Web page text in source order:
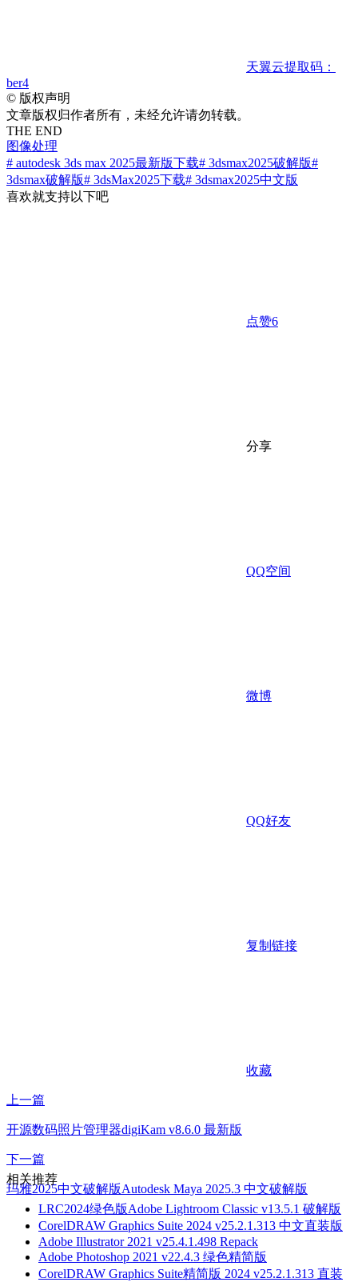
天翼云提取码：
ber4
© 版权声明
文章版权归作者所有，未经允许请勿转载。
THE END
图像处理
# autodesk 3ds max 2025最新版下载# 3dsmax2025破解版#
3dsmax破解版# 3dsMax2025下载# 3dsmax2025中文版
喜欢就支持以下吧
点赞6
分享
QQ空间
微博
QQ好友
复制链接
收藏
上一篇
开源数码照片管理器digiKam v8.6.0 最新版
下一篇
玛雅2025中文破解版Autodesk Maya 2025.3 中文破解版
相关推荐
LRC2024绿色版Adobe Lightroom Classic v13.5.1 破解版
CorelDRAW Graphics Suite 2024 v25.2.1.313 中文直装版
Adobe Illustrator 2021 v25.4.1.498 Repack
Adobe Photoshop 2021 v22.4.3 绿色精简版
CorelDRAW Graphics Suite精简版 2024 v25.2.1.313 直装